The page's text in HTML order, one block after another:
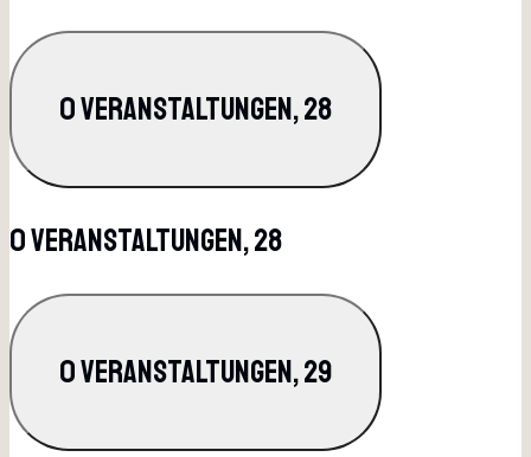
0 Veranstaltungen,28
0 Veranstaltungen,28
0 Veranstaltungen,29